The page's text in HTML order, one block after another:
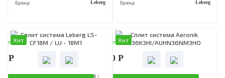
Хит
Сплит система Leberg LS-CF36M /
Хит
Сплит система Leberg LS-CF24M
В наличии